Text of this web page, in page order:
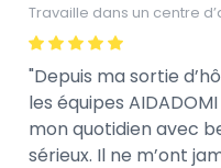
Travaille dans un centre
Depuis ma sortie
les équipes
mon quotidien avec
sérieux. Il ne m’ont